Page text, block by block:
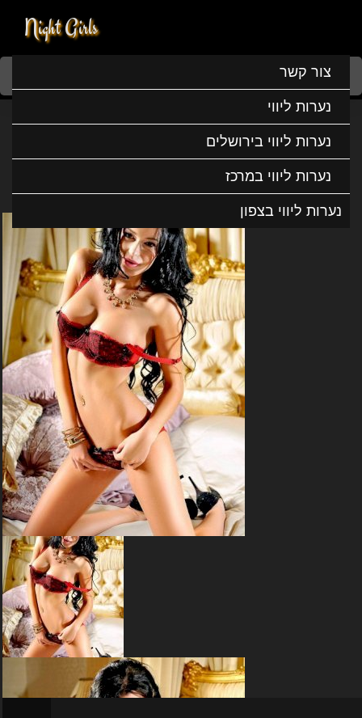
Night Girls
צור קשר
נערות ליווי
נערות ליווי בירושלים
נערות ליווי במרכז
נערות ליווי בצפון
Home נערות ליווי
מאשה הדוגמנית הכי יפה
מאשה הדוגמנית הכי יפה